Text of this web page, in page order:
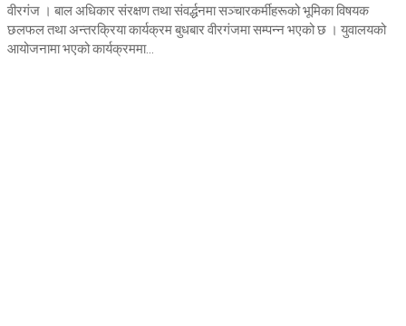
वीरगंज । बाल अधिकार संरक्षण तथा संवर्द्धनमा सञ्चारकर्मीहरूको भूमिका विषयक
छलफल तथा अन्तरक्रिया कार्यक्रम बुधबार वीरगंजमा सम्पन्न भएको छ । युवालयको
आयोजनामा भएको कार्यक्रममा...